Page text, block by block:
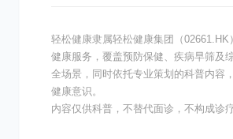
轻松健康隶属轻松健康集团（02661.HK
健康服务，覆盖预防保健、疾病早筛及
全场景，同时依托专业策划的科普内容
健康意识。
内容仅供科普，不替代面诊，不构成诊疗